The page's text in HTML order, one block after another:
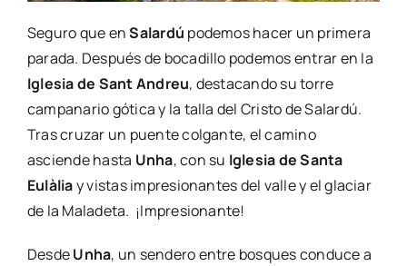
Seguro que enSalardú podemos hacer un primera
parada. Después de bocadillo podemos entrar en la
Iglesia de Sant Andreu, destacando su torre
campanario gótica y la talla del Cristo de Salardú.
Tras cruzar un puente colgante, el camino
asciende hasta Unha, con su Iglesia de Santa
Eulàliay vistas impresionantes del valle y el glaciar
de la Maladeta. ¡Impresionante!
DesdeUnha, un sendero entre bosques conduce a